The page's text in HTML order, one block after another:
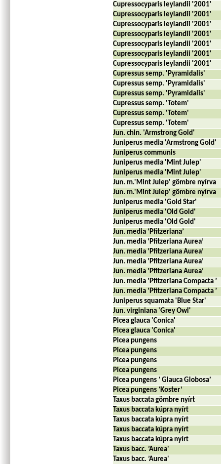
Cupressocyparis leylandii '2001'
Cupressocyparis leylandii '2001'
Cupressocyparis leylandii '2001'
Cupressocyparis leylandii '2001'
Cupressocyparis leylandii '2001'
Cupressocyparis leylandii '2001'
Cupressocyparis leylandii '2001'
Cupressus semp. 'Pyramidalis'
Cupressus semp. 'Pyramidalis'
Cupressus semp. 'Pyramidalis'
Cupressus semp. 'Totem'
Cupressus semp. 'Totem'
Cupressus semp. 'Totem'
Jun. chin. 'Armstrong Gold'
Juniperus media 'Armstrong Gold'
Juniperus communis
Juniperus media 'Mint Julep'
Juniperus media 'Mint Julep'
Jun. m.'Mint Julep' gömbre nyírva
Jun. m.'Mint Julep' gömbre nyírva
Juniperus media 'Gold Star'
Juniperus media 'Old Gold'
Juniperus media 'Old Gold'
Jun. media ’Pfitzeriana’
Jun. media ’Pfitzeriana Aurea’
Jun. media ’Pfitzeriana Aurea’
Jun. media ’Pfitzeriana Aurea’
Jun. media ’Pfitzeriana Aurea’
Jun. media ’Pfitzeriana Compacta ’
Jun. media ’Pfitzeriana Compacta ’
Juniperus squamata 'Blue Star'
Jun. virginiana 'Grey Owl'
Picea glauca 'Conica'
Picea glauca 'Conica'
Picea pungens
Picea pungens
Picea pungens
Picea pungens
Picea pungens ’ Glauca Globosa’
Picea pungens ’Koster’
Taxus baccata gömbre nyírt
Taxus baccata kúpra nyírt
Taxus baccata kúpra nyírt
Taxus baccata kúpra nyírt
Taxus baccata kúpra nyírt
Taxus bacc. ’Aurea'
Taxus bacc. ’Aurea'